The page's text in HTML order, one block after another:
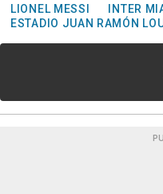
LIONEL MESSI
INTER
ESTADIO JUAN RAMÓN